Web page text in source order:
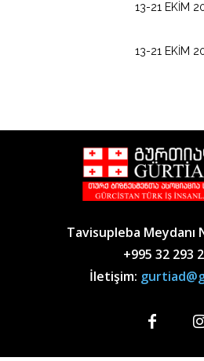
13-21 EKİM
13-21 EKİM
Tavisupleba Meydanı
+995 32 293
İletişim: